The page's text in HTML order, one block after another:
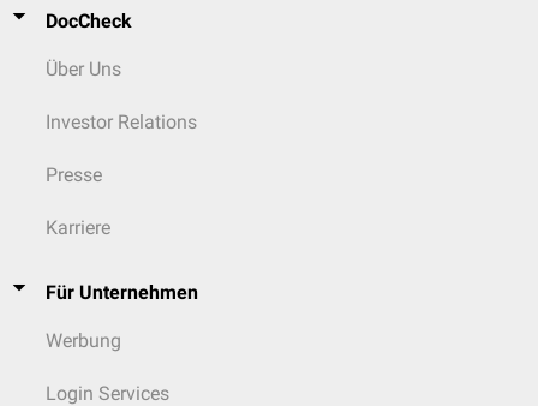
DocCheck
Über Uns
Investor Relations
Presse
Karriere
Für Unternehmen
Werbung
Login Services